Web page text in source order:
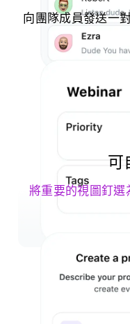
向團隊成員發送一
可
將重要的視圖釘選